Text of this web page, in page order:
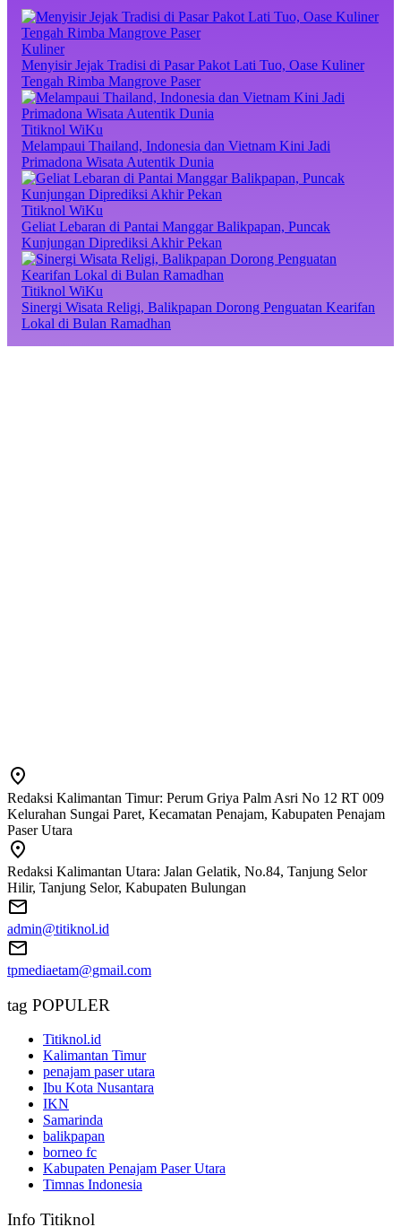
Kuliner
Menyisir Jejak Tradisi di Pasar Pakot Lati Tuo, Oase Kuliner
Tengah Rimba Mangrove Paser
Titiknol WiKu
Melampaui Thailand, Indonesia dan Vietnam Kini Jadi
Primadona Wisata Autentik Dunia
Titiknol WiKu
Geliat Lebaran di Pantai Manggar Balikpapan, Puncak
Kunjungan Diprediksi Akhir Pekan
Titiknol WiKu
Sinergi Wisata Religi, Balikpapan Dorong Penguatan Kearifan
Lokal di Bulan Ramadhan
Redaksi Kalimantan Timur: Perum Griya Palm Asri No 12 RT 009
Kelurahan Sungai Paret, Kecamatan Penajam, Kabupaten Penajam
Paser Utara
Redaksi Kalimantan Utara: Jalan Gelatik, No.84, Tanjung Selor
Hilir, Tanjung Selor, Kabupaten Bulungan
admin@titiknol.id
tpmediaetam@gmail.com
tag POPULER
Titiknol.id
Kalimantan Timur
penajam paser utara
Ibu Kota Nusantara
IKN
Samarinda
balikpapan
borneo fc
Kabupaten Penajam Paser Utara
Timnas Indonesia
Info Titiknol